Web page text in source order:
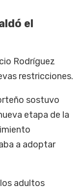
el
Rodríguez
restricciones.
sostuvo
etapa de la
a adoptar
adultos